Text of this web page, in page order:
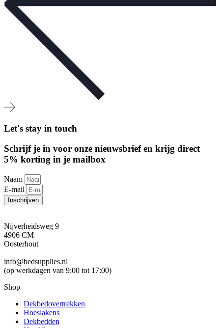
Let's stay in touch
Schrijf je in voor onze nieuwsbrief en krijg direct
5% korting in je mailbox
Naam
E-mail
Inschrijven
Nijverheidsweg 9
4906 CM
Oosterhout
info@bedsupplies.nl
(op werkdagen van 9:00 tot 17:00)
Shop
Dekbedovertrekken
Hoeslakens
Dekbedden